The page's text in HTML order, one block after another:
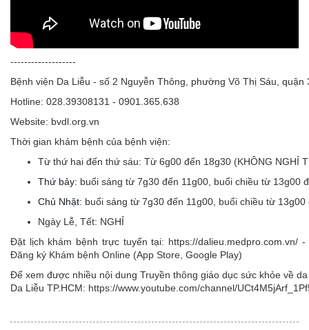
-------------------
Bệnh viện Da Liễu - số 2 Nguyễn Thông, phường Võ Thị Sáu, quận
Hotline: 028.39308131 - 0901.365.638
Website: bvdl.org.vn
Thời gian khám bệnh của bệnh viện:
Từ thứ hai đến thứ sáu: Từ 6g00 đến 18g30 (KHÔNG NGHỈ
Thứ bảy: buổi sáng từ 7g30 đến 11g00, buổi chiều từ 13g00
Chủ Nhật: buổi sáng từ 7g30 đến 11g00, buổi chiều từ 13g00
Ngày Lễ, Tết: NGHỈ
Đặt lịch khám bệnh trực tuyến tại: https://dalieu.medpro.com.vn/
Đăng ký Khám bệnh Online (App Store, Google Play)
Để xem được nhiều nội dung Truyền thông giáo dục sức khỏe về
Da Liễu TP.HCM: https://www.youtube.com/channel/